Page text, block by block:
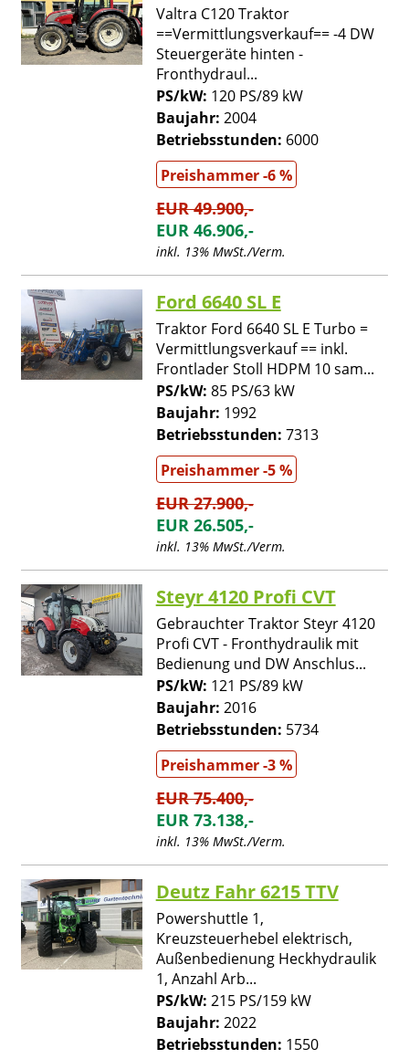
Valtra C120 Traktor
==Vermittlungsverkauf== -4 DW
Steuergeräte hinten -
Fronthydraul...
PS/kW: 120 PS/89 kW
Baujahr: 2004
Betriebsstunden: 6000
Preishammer -6 %
EUR 49.900,-
EUR 46.906,-
inkl. 13% MwSt./Verm.
Ford 6640 SL E
Traktor Ford 6640 SL E Turbo =
Vermittlungsverkauf == inkl.
Frontlader Stoll HDPM 10 sam...
PS/kW: 85 PS/63 kW
Baujahr: 1992
Betriebsstunden: 7313
Preishammer -5 %
EUR 27.900,-
EUR 26.505,-
inkl. 13% MwSt./Verm.
Steyr 4120 Profi CVT
Gebrauchter Traktor Steyr 4120
Profi CVT - Fronthydraulik mit
Bedienung und DW Anschlus...
PS/kW: 121 PS/89 kW
Baujahr: 2016
Betriebsstunden: 5734
Preishammer -3 %
EUR 75.400,-
EUR 73.138,-
inkl. 13% MwSt./Verm.
Deutz Fahr 6215 TTV
Powershuttle 1,
Kreuzsteuerhebel elektrisch,
Außenbedienung Heckhydraulik
1, Anzahl Arb...
PS/kW: 215 PS/159 kW
Baujahr: 2022
Betriebsstunden: 1550